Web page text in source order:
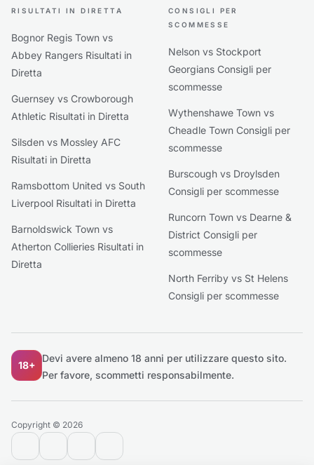
RISULTATI IN DIRETTA
Bognor Regis Town vs
Abbey Rangers Risultati in
Diretta
Guernsey vs Crowborough
Athletic Risultati in Diretta
Silsden vs Mossley AFC
Risultati in Diretta
Ramsbottom United vs South
Liverpool Risultati in Diretta
Barnoldswick Town vs
Atherton Collieries Risultati in
Diretta
CONSIGLI PER
SCOMMESSE
Nelson vs Stockport
Georgians Consigli per
scommesse
Wythenshawe Town vs
Cheadle Town Consigli per
scommesse
Burscough vs Droylsden
Consigli per scommesse
Runcorn Town vs Dearne &
District Consigli per
scommesse
North Ferriby vs St Helens
Consigli per scommesse
18+
Devi avere almeno 18 anni per utilizzare questo sito.
Per favore, scommetti responsabilmente.
contact@extratips.com
youtubetwitter reddit
Copyright © 2026